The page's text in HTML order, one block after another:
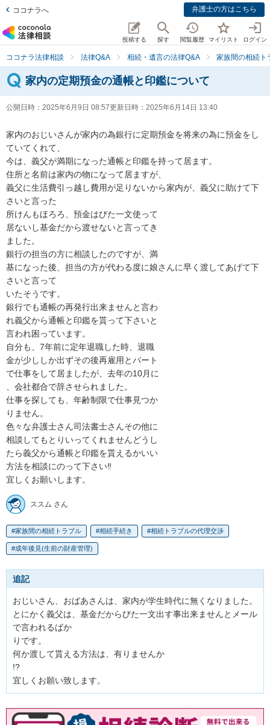
ココナラへ 弁護士の方はこちら
投稿する 探す 閲覧履歴 マイリスト ログイン
ココナラ法律相談 法律Q&A 相続・遺言の法律Q&A 家族間の相続ト
家内の定期預金の通帳と印鑑について
公開日時： 2025年6月9日 08:57更新日時： 2025年6月14日 13:40
家内のおじいさんが家内の為銀行に定期預金を将来の為に預金をし
ていてくれて、
今は、義父が満期になった通帳と印鑑を持って居ます。
住所と名前は家内の物になって居ますが、
義父に生活費引っ越し費用が足りないから家内が、義父に助けて下
さいと言った
所けんもほろろ、預金はびた一文使って
居ないし基金だから渡せないと言ってき
ました。
銀行の担当の方に相談したのですが、満
基になった後、担当の方が代わる度に娘さんに早く渡してあげて下
さいと言って
いたそうです。
銀行でも通帳の再発行出来ませんと言わ
れ義父から通帳と印鑑を貰って下さいと
言われ困っています。
自分も、7年前に定年退職した時、退職
金が少ししか出ずその後再雇用とパート
で仕事をして居ましたが、去年の10月に
、会社都合で辞させられました。
仕事を探しても、年齢制限で仕事見つか
りません。
色々な弁護士さん司法書士さんその他に
相談してもとりいってくれませんどうし
たら義父から通帳と印鑑を貰えるかいい
方法を相談にのって下さい‼
宜しくお願いします。
ススム さん
家族間の相続トラブル 相続手続き 相続トラブルの代理交渉
成年後見(生前の財産管理)
追記
おじいさん、おばあさんは、家内が学生時代に無くなりました。
とにかく義父は、基金だからびた一文出す事出来ませんとメール
で言われるばか
りです。
何か渡して貰える方法は、有りませんか
!?
宜しくお願い致します。